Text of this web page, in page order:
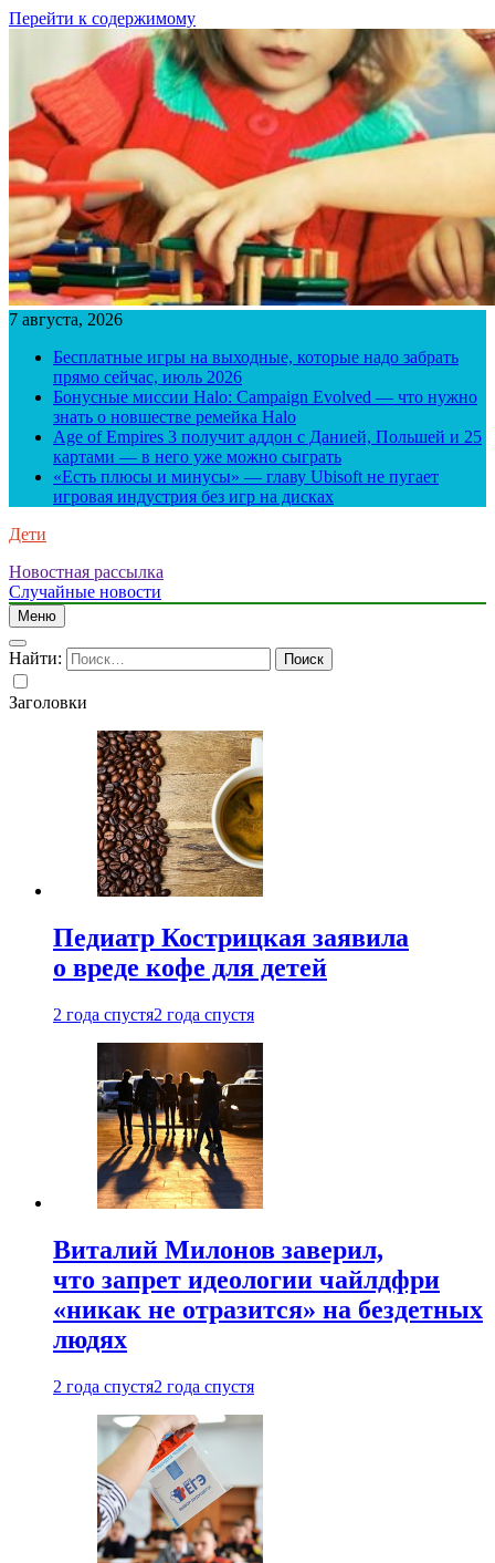
Перейти к содержимому
7 августа, 2026
Бесплатные игры на выходные, которые надо забрать
прямо сейчас, июль 2026
Бонусные миссии Halo: Campaign Evolved — что нужно
знать о новшестве ремейка Halo
Age of Empires 3 получит аддон с Данией, Польшей и 25
картами — в него уже можно сыграть
«Есть плюсы и минусы» — главу Ubisoft не пугает
игровая индустрия без игр на дисках
Дети
Новостная рассылка
Случайные новости
Меню
Найти:
Заголовки
Педиатр Кострицкая заявила
о вреде кофе для детей
2 года спустя2 года спустя
Виталий Милонов заверил,
что запрет идеологии чайлдфри
«никак не отразится» на бездетных
людях
2 года спустя2 года спустя